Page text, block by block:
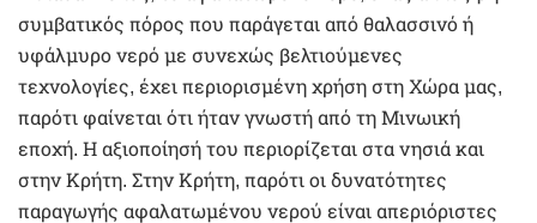
συμβατικός πόρος που παράγεται από θαλασσινό ή
υφάλμυρο νερό με συνεχώς βελτιούμενες
τεχνολογίες, έχει περιορισμένη χρήση στη Χώρα μας,
παρότι φαίνεται ότι ήταν γνωστή από τη Μινωική
εποχή. Η αξιοποίησή του περιορίζεται στα νησιά και
στην Κρήτη. Στην Κρήτη, παρότι οι δυνατότητες
παραγωγής αφαλατωμένου νερού είναι απεριόριστες